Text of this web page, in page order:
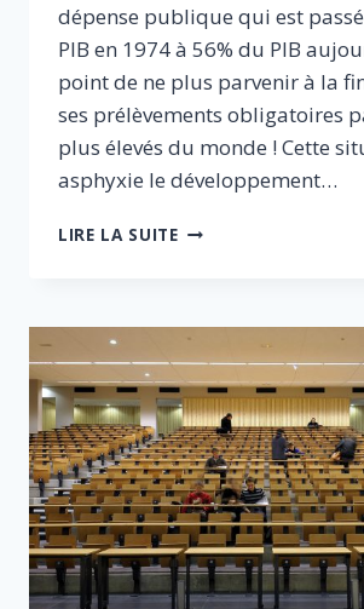
dépense publique qui est
PIB en 1974 à 56% du PIB
point de ne plus parvenir à la
ses prélèvements obligatoires
plus élevés du monde ! Cette
asphyxie le développement…
LIRE LA SUITEREDRESSEMENT
RETOUR
LA
COMPÉTITIVITÉ
:
PRÉPARER
L’AVENIR
DES
NOUVELLES
GÉNÉRATIONS